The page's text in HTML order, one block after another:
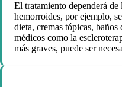
El tratamiento dependerá
hemorroides, por ejemplo,
dieta, cremas tópicas,
médicos como la
más graves, puede ser